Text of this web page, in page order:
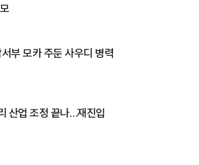
부 모카 주둔 사우디 병력
산업 조정 끝나…재진입